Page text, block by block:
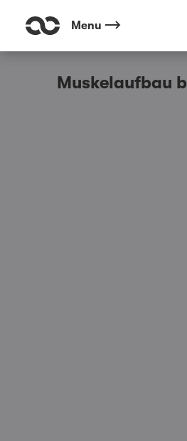
Menu
Muskelaufbau